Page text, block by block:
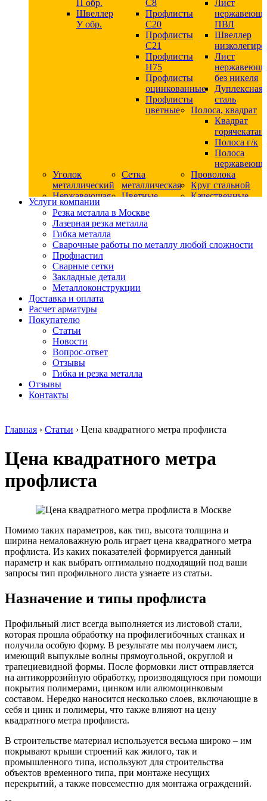
П обр.
Швеллер
У обр.
С8
Профлисты
С20
Профлисты
C21
Профлисты
Н75
Профлисты
оцинкованные
Профлисты
цветные
Лист
ПВЛ
Швеллер
Лист
без никеля
Дуплексная
сталь
Полоса, квадрат
Квадрат
Полоса г/к
Полоса
Уголок
металлический
Сетка
металлическая
Проволока
Круг стальной
Нержавеющая
сталь
Квадрат
нержавеющий
никельсодержащий
Круг
нержавеющий
безникелевый
жаропрочный
Круг
нержавеющий
никельсодержащий
Шестигранник
нержавеющий
никельсодержащий
Шестигранник
нержавеющий
безникелевый
Трубы
AISI
Трубы
электросварные
AISI
квадратные
Трубы
нержавеющие
электросварные
AISI
перфорированные
нержавеющие
бесшовные
Цветные
Шестигранник
дюралевый
дюралевый
Общестроительный
Плита
(вентиляционный)
Тавр
алюминиевый
Труба
алюминиевая
Уголок
алюминиевый
алюминиевая
Чушка
Швеллер
алюминиевый
Шина
алюминиевая
Шестигранник
латунный
Квадрат
латунный
Круг
Лента
латунная
Лист
латунный
Труба
Качественные
Отводы
Трубы
PP-R
Фланцы
стальные
Заглушки
Крепеж
шуруп-
шпилька
Опоры
стальные
и
Задвижки
Услуги компании
Резка металла в Москве
Лазерная резка металла
Гибка металла
Сварочные работы по металлу любой сложности
Профнастил
Сварные сетки
Закладные детали
Металлоконструкции
Доставка и оплата
Расчет арматуры
Покупателю
Статьи
Новости
Вопрос-ответ
Отзывы
Гибка и резка металла
Отзывы
Контакты
Главная › Статьи › Цена квадратного метра профлиста
Цена квадратного метра
профлиста
Помимо таких параметров, как тип, высота толщина и
ширина немаловажную роль играет цена квадратного метра
профлиста. Из каких показателей формируется данный
параметр и как выбрать оптимально подходящий под ваши
запросы тип профильного листа узнаете из статьи.
Назначение и типы профлиста
Профильный лист всегда выполняется из листовой стали,
которая прошла обработку на профилегибочных станках и
получила особую форму. В результате мы получаем лист,
имеющий выпуклые волны прямоугольной, округлой и
трапециевидной формы. После формовки лист отправляется
на антикоррозийную обработку, производящуюся при помощи
покрытия полимерами, цинком или алюмоцинковым
составом. Нередко наносится несколько слоев, включающие в
себя и цинк и полимеры, что также влияют на цену
квадратного метра профлиста.
В строительстве материал используется весьма широко – им
покрывают крыши строений как жилого, так и
промышленного типа, используют для строительства
объектов временного типа, при монтаже несущих
перекрытий, а также повсеместно для монтажа ограждений.